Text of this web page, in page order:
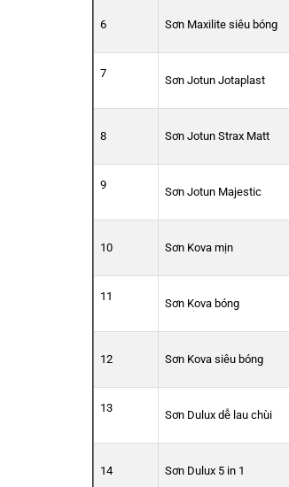
6 Sơn Maxilite siêu bóng
7
Sơn Jotun Jotaplast
8 Sơn Jotun Strax Matt
9
Sơn Jotun Majestic
10 Sơn Kova mịn
11
Sơn Kova bóng
12 Sơn Kova siêu bóng
13
Sơn Dulux dễ lau chùi
14 Sơn Dulux 5 in 1